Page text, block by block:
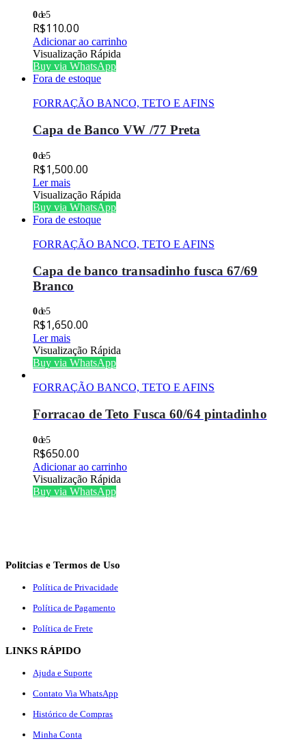
0de 5
R$110.00
Adicionar ao carrinho
Visualização Rápida
Buy via WhatsApp
Fora de estoque
FORRAÇÃO BANCO, TETO E AFINS
Capa de Banco VW /77 Preta
0de 5
R$1,500.00
Ler mais
Visualização Rápida
Buy via WhatsApp
Fora de estoque
FORRAÇÃO BANCO, TETO E AFINS
Capa de banco transadinho fusca 67/69
Branco
0de 5
R$1,650.00
Ler mais
Visualização Rápida
Buy via WhatsApp
FORRAÇÃO BANCO, TETO E AFINS
Forracao de Teto Fusca 60/64 pintadinho
0de 5
R$650.00
Adicionar ao carrinho
Visualização Rápida
Buy via WhatsApp
Politcias e Termos de Uso
Política de Privacidade
Política de Pagamento
Política de Frete
LINKS RÁPIDO
Ajuda e Suporte
Contato Via WhatsApp
Histórico de Compras
Minha Conta